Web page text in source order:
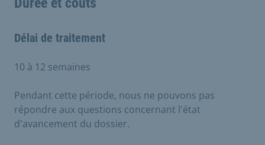
Délai de traitement
10 à 12 semaines
Pendant cette période, nous ne pouvons pas
répondre aux questions concernant l'état
d'avancement du dossier.